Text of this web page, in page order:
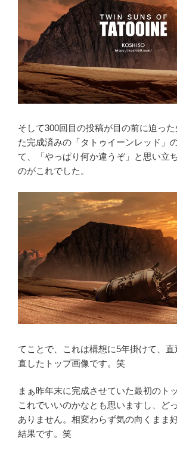
そして300回目の投稿が目の前に迫っ
た完成済みの「タトゥイーンレッド」
て、「やっぱり何か違うぞ」と思い立
のがこれでした。
てことで、これは構想に5年掛けて、直
直したトップ画像です。笑
まぁ昨年末に完成させていた最初のト
これでいいのかなとも思いますし、ど
ありません。相変わらず気の向くまま
結果です。笑